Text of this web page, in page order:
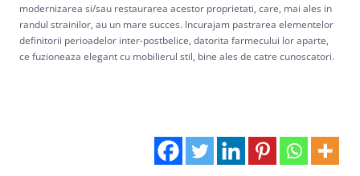
modernizarea si/sau restaurarea acestor proprietati, care, mai ales in
randul strainilor, au un mare succes. Incurajam pastrarea elementelor
definitorii perioadelor inter-postbelice, datorita farmecului lor aparte,
ce fuzioneaza elegant cu mobilierul stil, bine ales de catre cunoscatori.